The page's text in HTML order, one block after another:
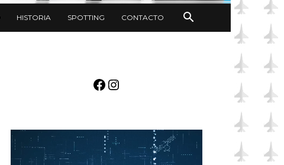
HISTORIA SPOTTING CONTACTO
Facebook
Instagram